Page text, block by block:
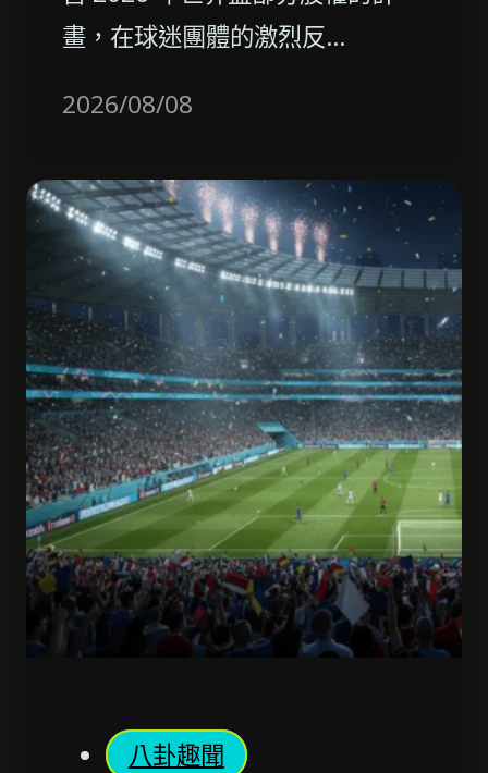
畫，在球迷團體的激烈反…
2026/08/08
八卦趣聞